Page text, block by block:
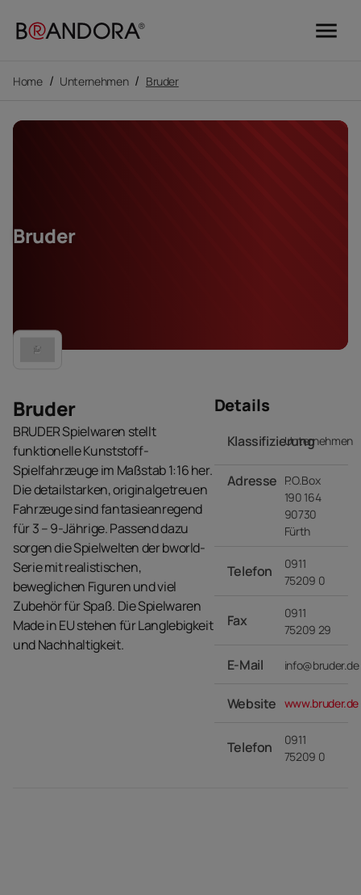
menu
Home / Unternehmen / Bruder
Bruder
Bruder
BRUDER Spielwaren stellt
funktionelle Kunststoff-
Spielfahrzeuge im Maßstab 1:16 her.
Die detailstarken, originalgetreuen
Fahrzeuge sind fantasieanregend
für 3 – 9-Jährige. Passend dazu
sorgen die Spielwelten der bworld-
Serie mit realistischen,
beweglichen Figuren und viel
Zubehör für Spaß. Die Spielwaren
Made in EU stehen für Langlebigkeit
und Nachhaltigkeit.
Details
KlassifizierungUnternehmen
Adresse P.O.Box
190 164
90730
Fürth
Telefon
0911
75209 0
Fax
0911
75209 29
E-Mail info@bruder.de
Website www.bruder.de
Telefon
0911
75209 0